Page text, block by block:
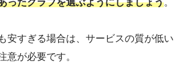
ったクラブを選ぶようにしましょう。
安すぎる場合は、サービスの質が低い
意が必要です。